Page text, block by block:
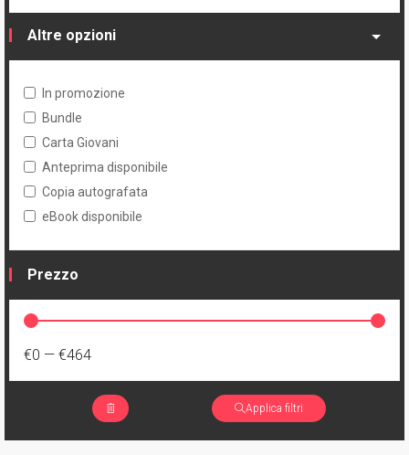
Altre opzioni
In promozione
Bundle
Carta Giovani
Anteprima disponibile
Copia autografata
eBook disponibile
Prezzo
€0 — €464
Applica filtri